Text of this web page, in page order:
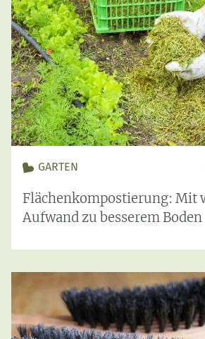
GARTEN
Flächenkompostierung: Mit
Aufwand zu besserem Boden